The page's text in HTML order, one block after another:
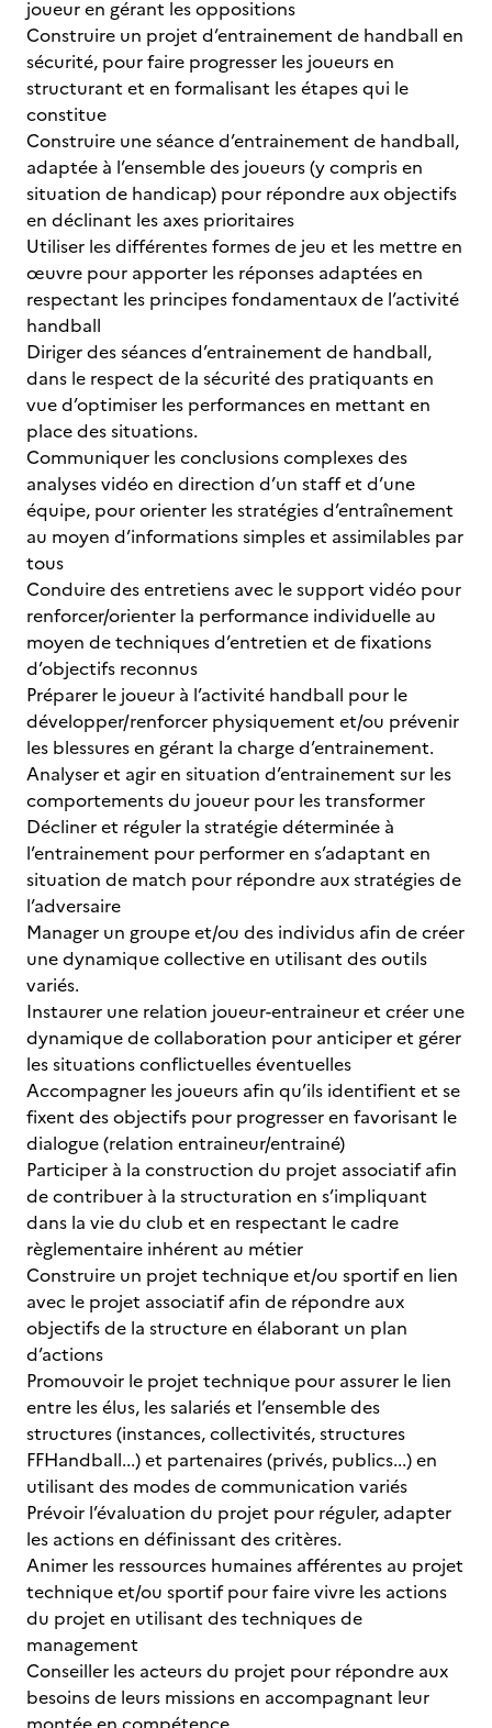
joueur en gérant les oppositions
Construire un projet d’entrainement de handball en
sécurité, pour faire progresser les joueurs en
structurant et en formalisant les étapes qui le
constitue
Construire une séance d’entrainement de handball,
adaptée à l’ensemble des joueurs (y compris en
situation de handicap) pour répondre aux objectifs
en déclinant les axes prioritaires
Utiliser les différentes formes de jeu et les mettre en
œuvre pour apporter les réponses adaptées en
respectant les principes fondamentaux de l’activité
handball
Diriger des séances d’entrainement de handball,
dans le respect de la sécurité des pratiquants en
vue d’optimiser les performances en mettant en
place des situations.
Communiquer les conclusions complexes des
analyses vidéo en direction d’un staff et d’une
équipe, pour orienter les stratégies d’entraînement
au moyen d’informations simples et assimilables par
tous
Conduire des entretiens avec le support vidéo pour
renforcer/orienter la performance individuelle au
moyen de techniques d’entretien et de fixations
d’objectifs reconnus
Préparer le joueur à l’activité handball pour le
développer/renforcer physiquement et/ou prévenir
les blessures en gérant la charge d’entrainement.
Analyser et agir en situation d’entrainement sur les
comportements du joueur pour les transformer
Décliner et réguler la stratégie déterminée à
l’entrainement pour performer en s’adaptant en
situation de match pour répondre aux stratégies de
l’adversaire
Manager un groupe et/ou des individus afin de créer
une dynamique collective en utilisant des outils
variés.
Instaurer une relation joueur-entraineur et créer une
dynamique de collaboration pour anticiper et gérer
les situations conflictuelles éventuelles
Accompagner les joueurs afin qu’ils identifient et se
fixent des objectifs pour progresser en favorisant le
dialogue (relation entraineur/entrainé)
Participer à la construction du projet associatif afin
de contribuer à la structuration en s’impliquant
dans la vie du club et en respectant le cadre
règlementaire inhérent au métier
Construire un projet technique et/ou sportif en lien
avec le projet associatif afin de répondre aux
objectifs de la structure en élaborant un plan
d’actions
Promouvoir le projet technique pour assurer le lien
entre les élus, les salariés et l’ensemble des
structures (instances, collectivités, structures
FFHandball...) et partenaires (privés, publics...) en
utilisant des modes de communication variés
Prévoir l’évaluation du projet pour réguler, adapter
les actions en définissant des critères.
Animer les ressources humaines afférentes au projet
technique et/ou sportif pour faire vivre les actions
du projet en utilisant des techniques de
management
Conseiller les acteurs du projet pour répondre aux
besoins de leurs missions en accompagnant leur